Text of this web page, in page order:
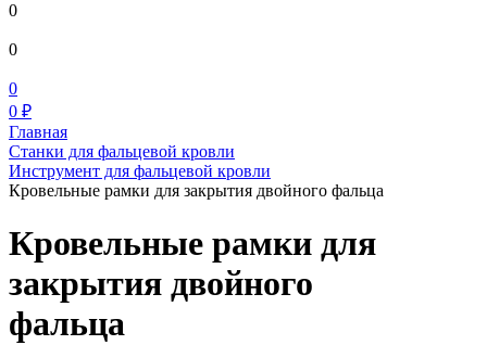
0
0
0
0 ₽
Главная
Станки для фальцевой кровли
Инструмент для фальцевой кровли
Кровельные рамки для закрытия двойного фальца
Кровельные рамки для
закрытия двойного
фальца